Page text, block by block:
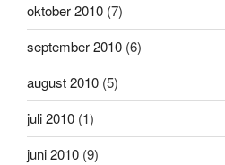
oktober 2010 (7)
september 2010 (6)
august 2010 (5)
juli 2010 (1)
juni 2010 (9)